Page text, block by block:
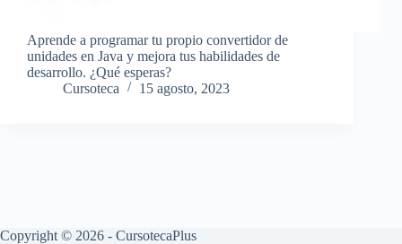
Aprende a programar tu propio convertidor de
unidades en Java y mejora tus habilidades de
desarrollo. ¿Qué esperas?
Cursoteca
15 agosto, 2023
Copyright © 2026 - CursotecaPlus